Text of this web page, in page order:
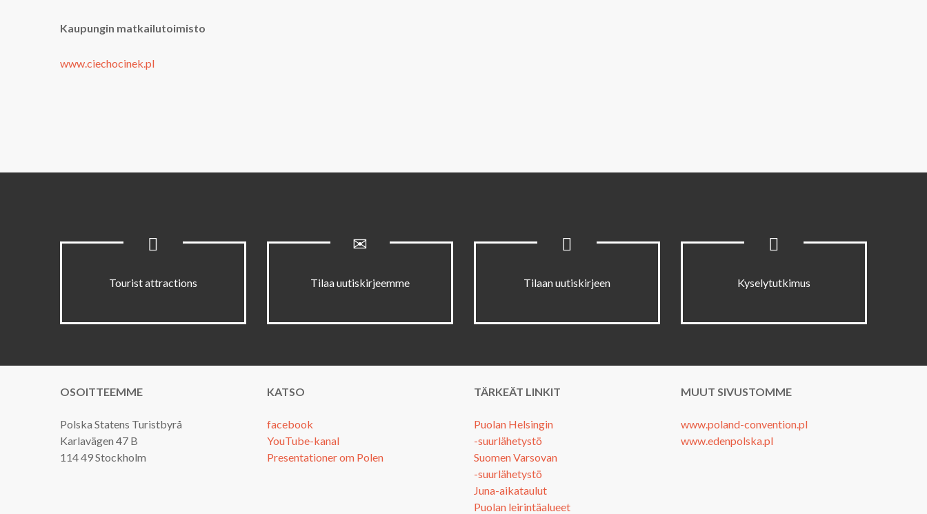
Kaupungin matkailutoimisto
www.ciechocinek.pl
Tourist attractions Tilaa uutiskirjeemme Tilaan uutiskirjeen Kyselytutkimus
OSOITTEEMME
Polska Statens Turistbyrå
Karlavägen 47 B
114 49 Stockholm
KATSO
facebook
YouTube-kanal
Presentationer om Polen
TÄRKEÄT LINKIT
Puolan Helsingin
-suurlähetystö
Suomen Varsovan
-suurlähetystö
Juna-aikataulut
Puolan leirintäalueet
MUUT SIVUSTOMME
www.poland-convention.pl
www.edenpolska.pl